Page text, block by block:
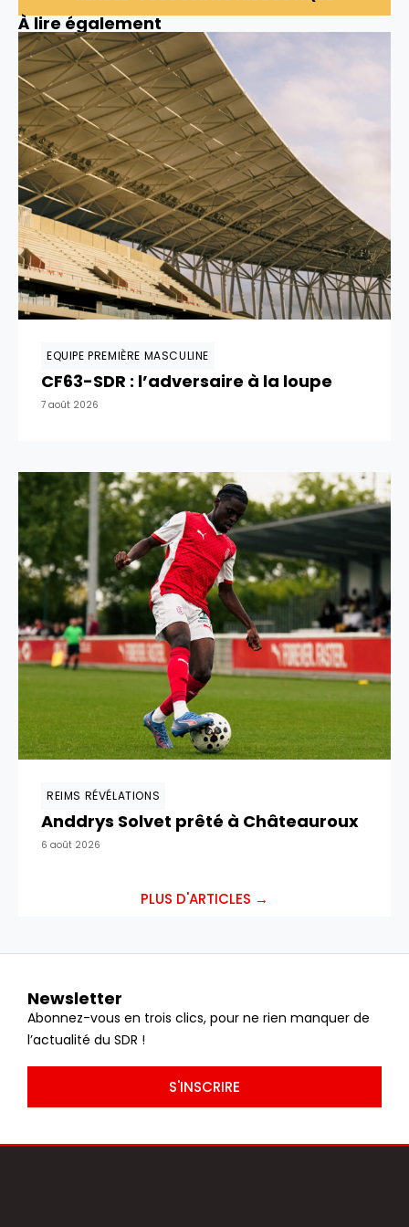
À lire également
EQUIPE PREMIÈRE MASCULINE
CF63-SDR : l’adversaire à la loupe
7 août 2026
REIMS RÉVÉLATIONS
Anddrys Solvet prêté à Châteauroux
6 août 2026
PLUS D'ARTICLES →
Newsletter
Abonnez-vous en trois clics, pour ne rien manquer de
l’actualité du SDR !
S'INSCRIRE